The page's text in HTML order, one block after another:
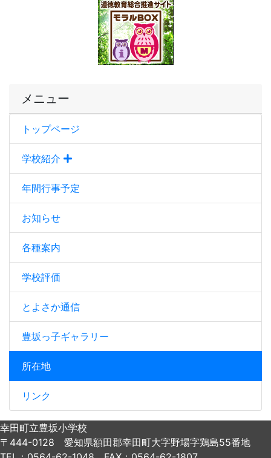
メニュー
トップページ
学校紹介
年間行事予定
お知らせ
各種案内
学校評価
とよさか通信
豊坂っ子ギャラリー
所在地
リンク
幸田町立豊坂小学校
〒444-0128 愛知県額田郡幸田町大字野場字鶏島55番地